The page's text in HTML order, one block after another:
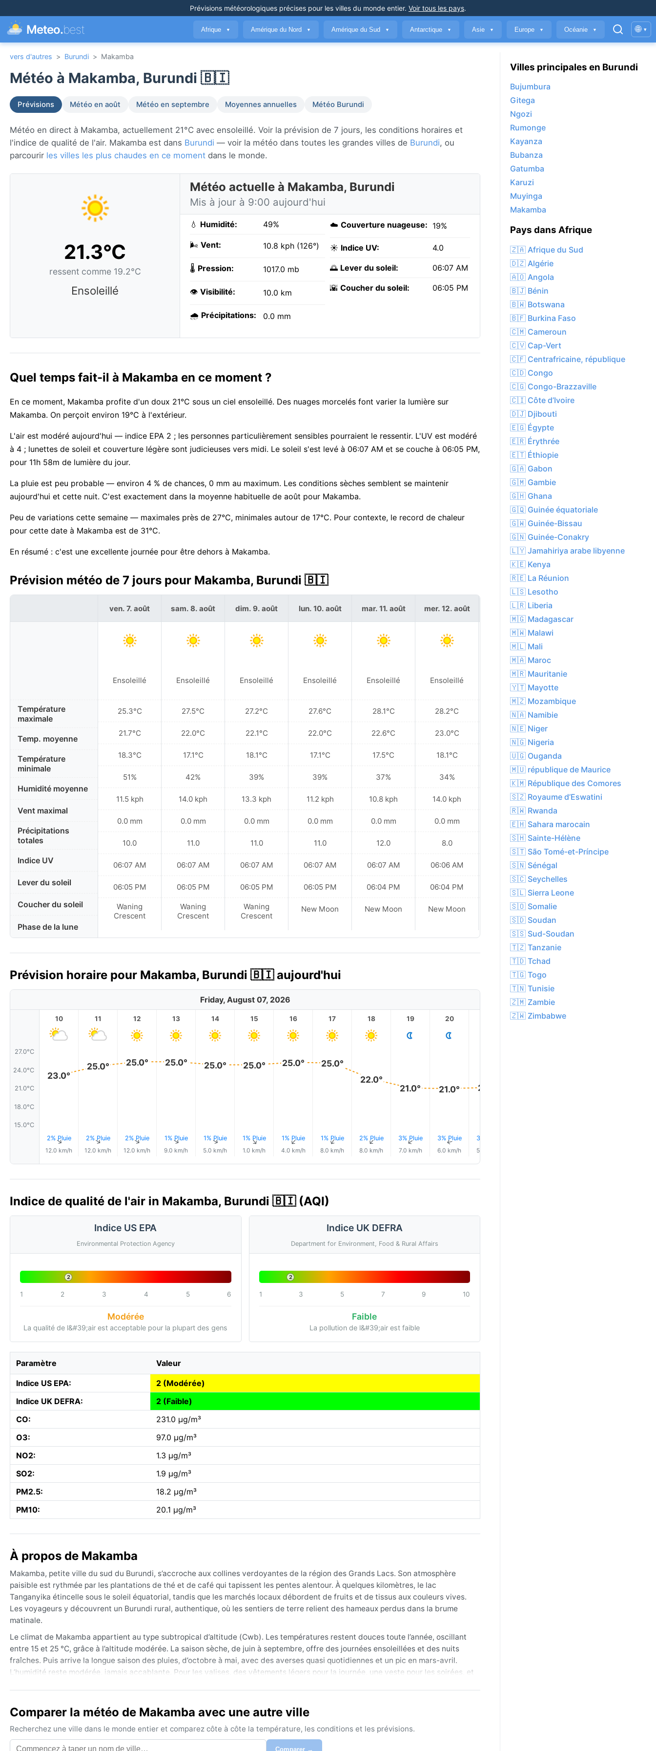
Prévisions météorologiques précises pour les villes du monde entier. Voir tous les pays.
Meteo.best Afrique ▼ Amérique du Nord ▼ Amérique du Sud ▼ Antarctique ▼ Asie ▼ Europe ▼ Océanie ▼ 🌐 ▾
vers d'autres > Burundi > Makamba
Météo à Makamba, Burundi 🇧🇮
Prévisions Météo en août Météo en septembre Moyennes annuelles Météo Burundi
Météo en direct à Makamba, actuellement 21°C avec ensoleillé. Voir la prévision de 7 jours, les conditions horaires et
l'indice de qualité de l'air. Makamba est dans Burundi — voir la météo dans toutes les grandes villes de Burundi, ou
parcourir les villes les plus chaudes en ce moment dans le monde.
21.3°C
ressent comme 19.2°C
Ensoleillé
Météo actuelle à Makamba, Burundi
Mis à jour à 9:00 aujourd'hui
💧 Humidité: 49%
🌬️ Vent: 10.8 kph (126°)
🌡️ Pression: 1017.0 mb
👁️ Visibilité: 10.0 km
🌧️ Précipitations: 0.0 mm
☁️ Couverture nuageuse: 19%
☀️ Indice UV: 4.0
🌅 Lever du soleil: 06:07 AM
🌇 Coucher du soleil: 06:05 PM
Quel temps fait-il à Makamba en ce moment ?
En ce moment, Makamba profite d'un doux 21°C sous un ciel ensoleillé. Des nuages morcelés font varier la lumière sur
Makamba. On perçoit environ 19°C à l'extérieur.
L'air est modéré aujourd'hui — indice EPA 2 ; les personnes particulièrement sensibles pourraient le ressentir. L'UV est modéré
à 4 ; lunettes de soleil et couverture légère sont judicieuses vers midi. Le soleil s'est levé à 06:07 AM et se couche à 06:05 PM,
pour 11h 58m de lumière du jour.
La pluie est peu probable — environ 4 % de chances, 0 mm au maximum. Les conditions sèches semblent se maintenir
aujourd'hui et cette nuit. C'est exactement dans la moyenne habituelle de août pour Makamba.
Peu de variations cette semaine — maximales près de 27°C, minimales autour de 17°C. Pour contexte, le record de chaleur
pour cette date à Makamba est de 31°C.
En résumé : c'est une excellente journée pour être dehors à Makamba.
Prévision météo de 7 jours pour Makamba, Burundi 🇧🇮
Température
maximale
Temp. moyenne
Température
minimale
Humidité moyenne
Vent maximal
Précipitations
totales
Indice UV
Lever du soleil
Coucher du soleil
Phase de la lune
ven. 7. août
Ensoleillé
25.3°C
21.7°C
18.3°C
51%
11.5 kph
0.0 mm
10.0
06:07 AM
06:05 PM
Waning
Crescent
sam. 8. août
Ensoleillé
27.5°C
22.0°C
17.1°C
42%
14.0 kph
0.0 mm
11.0
06:07 AM
06:05 PM
Waning
Crescent
dim. 9. août
Ensoleillé
27.2°C
22.1°C
18.1°C
39%
13.3 kph
0.0 mm
11.0
06:07 AM
06:05 PM
Waning
Crescent
lun. 10. août
Ensoleillé
27.6°C
22.0°C
17.1°C
39%
11.2 kph
0.0 mm
11.0
06:07 AM
06:05 PM
New Moon
mar. 11. août
Ensoleillé
28.1°C
22.6°C
17.5°C
37%
10.8 kph
0.0 mm
12.0
06:07 AM
06:04 PM
New Moon
mer. 12. août
Ensoleillé
28.2°C
23.0°C
18.1°C
34%
14.0 kph
0.0 mm
8.0
06:06 AM
06:04 PM
New Moon
jeu. 13. août
Ensoleillé
26.5°C
21.7°C
18.2°C
19.8 kph
0.0 mm
8.0
06:06 AM
06:04 PM
New Moon
Prévision horaire pour Makamba, Burundi 🇧🇮 aujourd'hui
Friday, August 07, 2026
27.0°C
24.0°C
21.0°C
18.0°C
15.0°C
10
23.0°
2% Pluie
↑
12.0 km/h
11
25.0°
2% Pluie
↑
12.0 km/h
12
25.0°
2% Pluie
↑
12.0 km/h
13
25.0°
1% Pluie
↑
9.0 km/h
14
25.0°
1% Pluie
↑
5.0 km/h
15
25.0°
1% Pluie
↑
1.0 km/h
16
25.0°
1% Pluie
↑
4.0 km/h
17
25.0°
1% Pluie
↑
8.0 km/h
18
22.0°
2% Pluie
↑
8.0 km/h
19
21.0°
3% Pluie
↑
7.0 km/h
20
21.0°
3% Pluie
↑
6.0 km/h
21.0°
3% Pluie
5.0 km/h
22 23
Indice de qualité de l'air in Makamba, Burundi 🇧🇮 (AQI)
Indice US EPA
Environmental Protection Agency
2
1 2 3 4 5 6
Modérée
La qualité de l&#39;air est acceptable pour la plupart des gens
Indice UK DEFRA
Department for Environment, Food & Rural Affairs
2
1 3 5 7 9 10
Faible
La pollution de l&#39;air est faible
Paramètre Valeur
Indice US EPA:
2 (Modérée)
Indice UK DEFRA:
2 (Faible)
CO:
231.0 µg/m³
O3:
97.0 µg/m³
NO2:
1.3 µg/m³
SO2:
1.9 µg/m³
PM2.5:
18.2 µg/m³
PM10:
20.1 µg/m³
À propos de Makamba
Makamba, petite ville du sud du Burundi, s’accroche aux collines verdoyantes de la région des Grands Lacs. Son atmosphère
paisible est rythmée par les plantations de thé et de café qui tapissent les pentes alentour. À quelques kilomètres, le lac
Tanganyika étincelle sous le soleil équatorial, tandis que les marchés locaux débordent de fruits et de tissus aux couleurs vives.
Les voyageurs y découvrent un Burundi rural, authentique, où les sentiers de terre relient des hameaux perdus dans la brume
matinale.
Le climat de Makamba appartient au type subtropical d’altitude (Cwb). Les températures restent douces toute l’année, oscillant
entre 15 et 25 °C, grâce à l’altitude modérée. La saison sèche, de juin à septembre, offre des journées ensoleillées et des nuits
fraîches. Puis arrive la longue saison des pluies, d’octobre à mai, avec des averses quasi quotidiennes et un pic en mars-avril.
L’humidité reste modérée, jamais accablante. Pour les valises, des vêtements légers pour la journée, une veste pour les soirées, et
brume dans les vallées ajoutent une touche mystérieuse au paysage. Aucun phénomène extrême ne menace la région – pas de
cyclone, ni de mousson violente – mais les pluies d’avril peuvent transformer les pistes en bourbiers impraticables. Pour ceux qui
aiment les ciels changeants et la végétation luxuriante, la saison humide a aussi son charme discret.
Comparer la météo de Makamba avec une autre ville
Recherchez une ville dans le monde entier et comparez côte à côte la température, les conditions et les prévisions.
Comparer →
Villes principales en Burundi
Bujumbura
Gitega
Ngozi
Rumonge
Kayanza
Bubanza
Gatumba
Karuzi
Muyinga
Makamba
Pays dans Afrique
🇿🇦 Afrique du Sud
🇩🇿 Algérie
🇦🇴 Angola
🇧🇯 Bénin
🇧🇼 Botswana
🇧🇫 Burkina Faso
🇨🇲 Cameroun
🇨🇻 Cap-Vert
🇨🇫 Centrafricaine, république
🇨🇩 Congo
🇨🇬 Congo-Brazzaville
🇨🇮 Côte d’Ivoire
🇩🇯 Djibouti
🇪🇬 Égypte
🇪🇷 Érythrée
🇪🇹 Éthiopie
🇬🇦 Gabon
🇬🇲 Gambie
🇬🇭 Ghana
🇬🇶 Guinée équatoriale
🇬🇼 Guinée-Bissau
🇬🇳 Guinée-Conakry
🇱🇾 Jamahiriya arabe libyenne
🇰🇪 Kenya
🇷🇪 La Réunion
🇱🇸 Lesotho
🇱🇷 Liberia
🇲🇬 Madagascar
🇲🇼 Malawi
🇲🇱 Mali
🇲🇦 Maroc
🇲🇷 Mauritanie
🇾🇹 Mayotte
🇲🇿 Mozambique
🇳🇦 Namibie
🇳🇪 Niger
🇳🇬 Nigeria
🇺🇬 Ouganda
🇲🇺 république de Maurice
🇰🇲 République des Comores
🇸🇿 Royaume d’Eswatini
🇷🇼 Rwanda
🇪🇭 Sahara marocain
🇸🇭 Sainte-Hélène
🇸🇹 São Tomé-et-Príncipe
🇸🇳 Sénégal
🇸🇨 Seychelles
🇸🇱 Sierra Leone
🇸🇴 Somalie
🇸🇩 Soudan
🇸🇸 Sud-Soudan
🇹🇿 Tanzanie
🇹🇩 Tchad
🇹🇬 Togo
🇹🇳 Tunisie
🇿🇲 Zambie
🇿🇼 Zimbabwe